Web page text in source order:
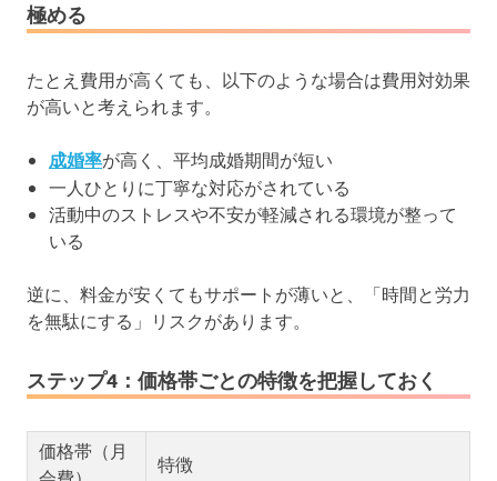
極める
たとえ費用が高くても、以下のような場合は費用対効果
が高いと考えられます。
成婚率が高く、平均成婚期間が短い
一人ひとりに丁寧な対応がされている
活動中のストレスや不安が軽減される環境が整って
いる
逆に、料金が安くてもサポートが薄いと、「時間と労力
を無駄にする」リスクがあります。
ステップ4：価格帯ごとの特徴を把握しておく
価格帯（月
会費）
特徴